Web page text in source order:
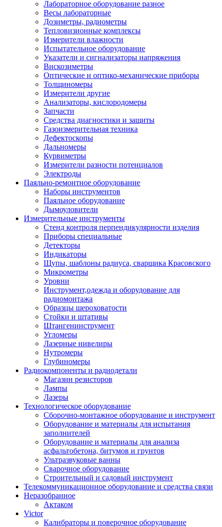
Лабораторное оборудование разное
Весы лабораторные
Дозиметры, радиометры
Тепловизионные комплексы
Измерители влажности
Испытательное оборудование
Указатели и сигнализаторы напряжения
Вискозиметры
Оптические и оптико-механические приборы
Толщиномеры
Измерители другие
Анализаторы, кислородомеры
Запчасти
Средства диагностики и защиты
Газоизмерительная техника
Дефектоскопы
Дальномеры
Курвиметры
Измерители разности потенциалов
Электроды
Паяльно-ремонтное оборудование
Наборы инструментов
Паяльное оборудование
Дымоуловители
Измерительные инструменты
Стенд контроля перпендикулярности изделия
Приборы специальные
Детекторы
Индикаторы
Щупы, шаблоны радиуса, сварщика Красовского
Микрометры
Уровни
Инструмент,одежда и оборудование для
радиомонтажа
Образцы шероховатости
Стойки и штативы
Штангенинструмент
Угломеры
Лазерные нивелиры
Нутромеры
Глубиномеры
Радиокомпоненты и радиодетали
Магазин резисторов
Лампы
Лазеры
Технологическое оборудование
Сборочно-монтажное оборудование и инструмент
Оборудование и материалы для испытания
заполнителей
Оборудование и материалы для анализа
асфальтобетона, битумов и грунтов
Ультразвуковые ванны
Сварочное оборудование
Строительный и садовый инструмент
Телекоммуникационное оборудование и средства связи
Неразобранное
Актаком
Victor
Калибраторы и поверочное оборудование